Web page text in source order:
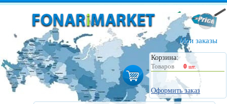
Мои заказы
Корзина:
Товаров
0 шт.
Оформить заказ